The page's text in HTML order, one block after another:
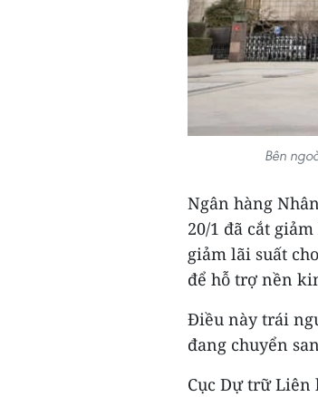
Bên
Ngân hàng
20/1 đã cắt
giảm lãi suất
để hỗ trợ nền
Điều này trái
đang chuyển
Cục Dự trữ Liên